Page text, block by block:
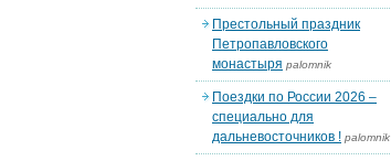
Престольный праздник
Петропавловского
монастыря palomnik
Поездки по России 2026 –
специально для
дальневосточников ! palomnik